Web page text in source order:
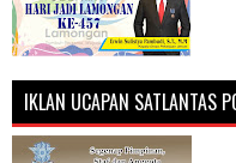
IKLAN UCAPAN SATLANTAS